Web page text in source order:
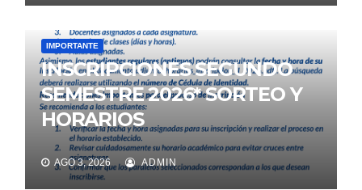
IMPORTANTE
INSCRIPCIONES SEGUNDO
SEMESTRE 2026* SORTEO Y
HORARIOS
AGO 3, 2026 ADMIN